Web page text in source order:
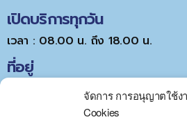
จัดการ การอนุญาตใช้ง
Cookies
เปิดบริการทุกวัน
เวลา : 08.00 น. ถึง 18.00 น.
ที่อยู่